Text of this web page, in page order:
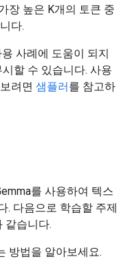
장 높은 K개의 토큰 중
다.
사례에 도움이 되지
할 수 있습니다. 사용
려면 샘플러를 참고하
를 사용하여 텍스
. 다음으로 학습할 주제
같습니다.
방법을 알아보세요.